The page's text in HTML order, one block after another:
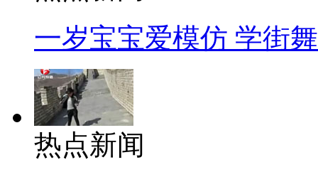
一岁宝宝爱模仿 学街
热点新闻